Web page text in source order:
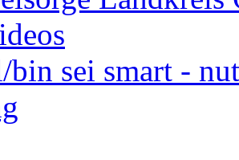
bin sei smart -